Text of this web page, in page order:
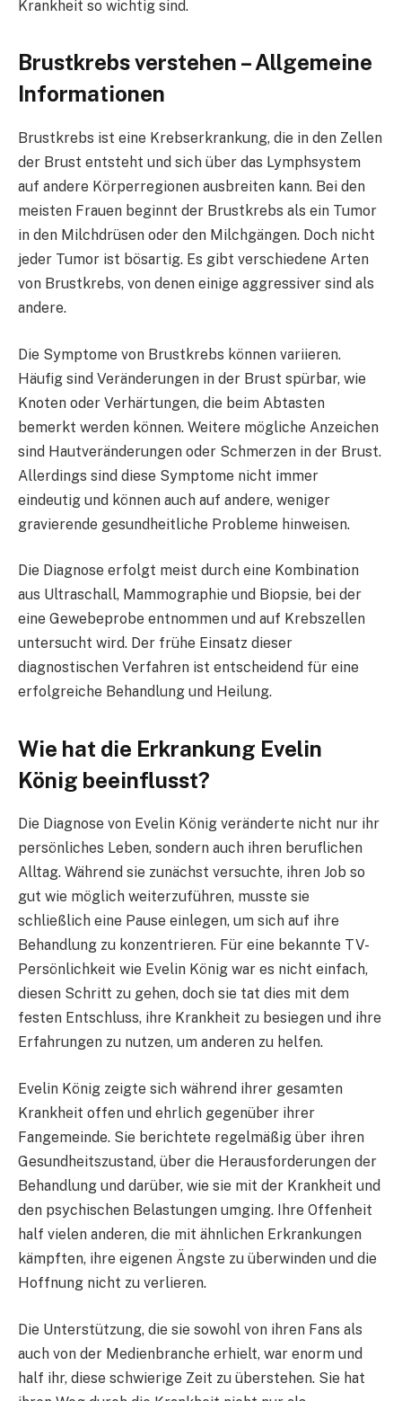
Krankheit so wichtig sind.
Brustkrebs verstehen – Allgemeine
Informationen
Brustkrebs ist eine Krebserkrankung, die in den Zellen
der Brust entsteht und sich über das Lymphsystem
auf andere Körperregionen ausbreiten kann. Bei den
meisten Frauen beginnt der Brustkrebs als ein Tumor
in den Milchdrüsen oder den Milchgängen. Doch nicht
jeder Tumor ist bösartig. Es gibt verschiedene Arten
von Brustkrebs, von denen einige aggressiver sind als
andere.
Die Symptome von Brustkrebs können variieren.
Häufig sind Veränderungen in der Brust spürbar, wie
Knoten oder Verhärtungen, die beim Abtasten
bemerkt werden können. Weitere mögliche Anzeichen
sind Hautveränderungen oder Schmerzen in der Brust.
Allerdings sind diese Symptome nicht immer
eindeutig und können auch auf andere, weniger
gravierende gesundheitliche Probleme hinweisen.
Die Diagnose erfolgt meist durch eine Kombination
aus Ultraschall, Mammographie und Biopsie, bei der
eine Gewebeprobe entnommen und auf Krebszellen
untersucht wird. Der frühe Einsatz dieser
diagnostischen Verfahren ist entscheidend für eine
erfolgreiche Behandlung und Heilung.
Wie hat die Erkrankung Evelin
König beeinflusst?
Die Diagnose von Evelin König veränderte nicht nur ihr
persönliches Leben, sondern auch ihren beruflichen
Alltag. Während sie zunächst versuchte, ihren Job so
gut wie möglich weiterzuführen, musste sie
schließlich eine Pause einlegen, um sich auf ihre
Behandlung zu konzentrieren. Für eine bekannte TV-
Persönlichkeit wie Evelin König war es nicht einfach,
diesen Schritt zu gehen, doch sie tat dies mit dem
festen Entschluss, ihre Krankheit zu besiegen und ihre
Erfahrungen zu nutzen, um anderen zu helfen.
Evelin König zeigte sich während ihrer gesamten
Krankheit offen und ehrlich gegenüber ihrer
Fangemeinde. Sie berichtete regelmäßig über ihren
Gesundheitszustand, über die Herausforderungen der
Behandlung und darüber, wie sie mit der Krankheit und
den psychischen Belastungen umging. Ihre Offenheit
half vielen anderen, die mit ähnlichen Erkrankungen
kämpften, ihre eigenen Ängste zu überwinden und die
Hoffnung nicht zu verlieren.
Die Unterstützung, die sie sowohl von ihren Fans als
auch von der Medienbranche erhielt, war enorm und
half ihr, diese schwierige Zeit zu überstehen. Sie hat